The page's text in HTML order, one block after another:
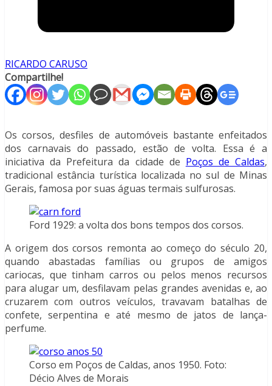
RICARDO CARUSO
Compartilhe!
Os corsos, desfiles de automóveis bastante enfeitados
dos carnavais do passado, estão de volta. Essa é a
iniciativa da Prefeitura da cidade de Poços de Caldas,
tradicional estância turística localizada no sul de Minas
Gerais, famosa por suas águas termais sulfurosas.
Ford 1929: a volta dos bons tempos dos corsos.
A origem dos corsos remonta ao começo do século 20,
quando abastadas famílias ou grupos de amigos
cariocas, que tinham carros ou pelos menos recursos
para alugar um, desfilavam pelas grandes avenidas e, ao
cruzarem com outros veículos, travavam batalhas de
confete, serpentina e até mesmo de jatos de lança-
perfume.
Corso em Poços de Caldas, anos 1950. Foto:
Décio Alves de Morais